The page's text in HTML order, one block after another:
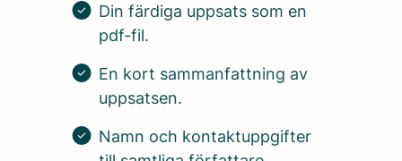
Din färdiga uppsats som en
pdf-fil.
En kort sammanfattning av
uppsatsen.
Namn och kontaktuppgifter